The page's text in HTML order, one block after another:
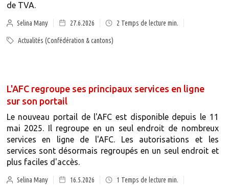
de TVA.
Selina Many 27.6.2026 2 Temps de lecture min.
Actualités (Confédération & cantons)
L'AFC regroupe ses principaux services en ligne
sur son portail
Le nouveau portail de l'AFC est disponible depuis le 11
mai 2025. Il regroupe en un seul endroit de nombreux
services en ligne de l'AFC. Les autorisations et les
services sont désormais regroupés en un seul endroit et
plus faciles d'accès.
Selina Many 16.5.2026 1 Temps de lecture min.